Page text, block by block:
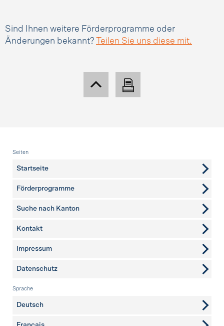
Sind Ihnen weitere Förderprogramme oder
Änderungen bekannt?
Teilen Sie uns diese mit.
Fusszeile
Seiten
Startseite
Förderprogramme
Suche nach Kanton
weitere Seiten
Kontakt
Impressum
Datenschutz
Sprache
Deutsch